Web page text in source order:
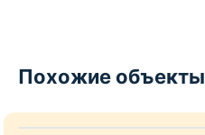
Похожие объекты